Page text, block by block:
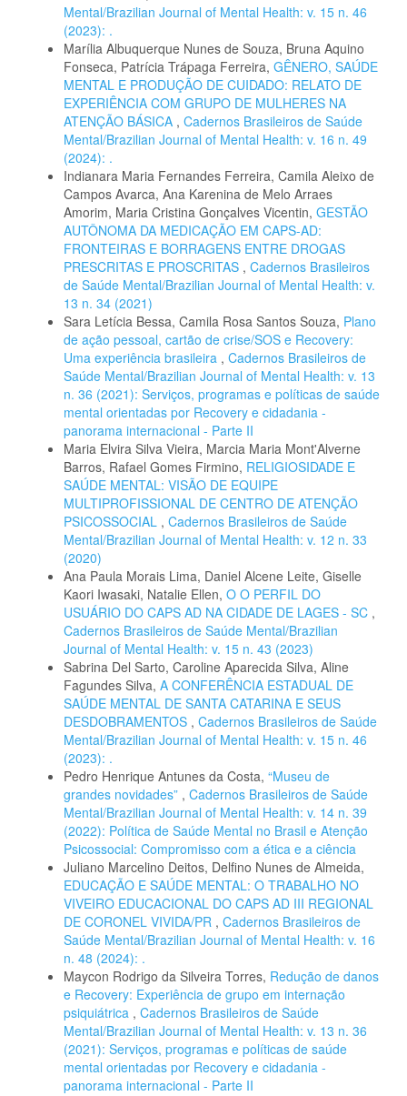
Mental/Brazilian Journal of Mental Health: v. 15 n. 46
(2023): .
Marília Albuquerque Nunes de Souza, Bruna Aquino
Fonseca, Patrícia Trápaga Ferreira, GÊNERO, SAÚDE
MENTAL E PRODUÇÃO DE CUIDADO: RELATO DE
EXPERIÊNCIA COM GRUPO DE MULHERES NA
ATENÇÃO BÁSICA , Cadernos Brasileiros de Saúde
Mental/Brazilian Journal of Mental Health: v. 16 n. 49
(2024): .
Indianara Maria Fernandes Ferreira, Camila Aleixo de
Campos Avarca, Ana Karenina de Melo Arraes
Amorim, Maria Cristina Gonçalves Vicentin, GESTÃO
AUTÔNOMA DA MEDICAÇÃO EM CAPS-AD:
FRONTEIRAS E BORRAGENS ENTRE DROGAS
PRESCRITAS E PROSCRITAS , Cadernos Brasileiros
de Saúde Mental/Brazilian Journal of Mental Health: v.
13 n. 34 (2021)
Sara Letícia Bessa, Camila Rosa Santos Souza, Plano
de ação pessoal, cartão de crise/SOS e Recovery:
Uma experiência brasileira , Cadernos Brasileiros de
Saúde Mental/Brazilian Journal of Mental Health: v. 13
n. 36 (2021): Serviços, programas e políticas de saúde
mental orientadas por Recovery e cidadania -
panorama internacional - Parte II
Maria Elvira Silva Vieira, Marcia Maria Mont'Alverne
Barros, Rafael Gomes Firmino, RELIGIOSIDADE E
SAÚDE MENTAL: VISÃO DE EQUIPE
MULTIPROFISSIONAL DE CENTRO DE ATENÇÃO
PSICOSSOCIAL , Cadernos Brasileiros de Saúde
Mental/Brazilian Journal of Mental Health: v. 12 n. 33
(2020)
Ana Paula Morais Lima, Daniel Alcene Leite, Giselle
Kaori Iwasaki, Natalie Ellen, O O PERFIL DO
USUÁRIO DO CAPS AD NA CIDADE DE LAGES - SC ,
Cadernos Brasileiros de Saúde Mental/Brazilian
Journal of Mental Health: v. 15 n. 43 (2023)
Sabrina Del Sarto, Caroline Aparecida Silva, Aline
Fagundes Silva, A CONFERÊNCIA ESTADUAL DE
SAÚDE MENTAL DE SANTA CATARINA E SEUS
DESDOBRAMENTOS , Cadernos Brasileiros de Saúde
Mental/Brazilian Journal of Mental Health: v. 15 n. 46
(2023): .
Pedro Henrique Antunes da Costa, “Museu de
grandes novidades” , Cadernos Brasileiros de Saúde
Mental/Brazilian Journal of Mental Health: v. 14 n. 39
(2022): Política de Saúde Mental no Brasil e Atenção
Psicossocial: Compromisso com a ética e a ciência
Juliano Marcelino Deitos, Delfino Nunes de Almeida,
EDUCAÇÃO E SAÚDE MENTAL: O TRABALHO NO
VIVEIRO EDUCACIONAL DO CAPS AD III REGIONAL
DE CORONEL VIVIDA/PR , Cadernos Brasileiros de
Saúde Mental/Brazilian Journal of Mental Health: v. 16
n. 48 (2024): .
Maycon Rodrigo da Silveira Torres, Redução de danos
e Recovery: Experiência de grupo em internação
psiquiátrica , Cadernos Brasileiros de Saúde
Mental/Brazilian Journal of Mental Health: v. 13 n. 36
(2021): Serviços, programas e políticas de saúde
mental orientadas por Recovery e cidadania -
panorama internacional - Parte II